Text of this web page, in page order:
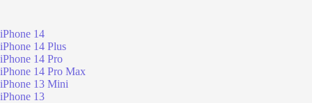
iPhone 14
iPhone 14 Plus
iPhone 14 Pro
iPhone 14 Pro Max
iPhone 13 Mini
iPhone 13